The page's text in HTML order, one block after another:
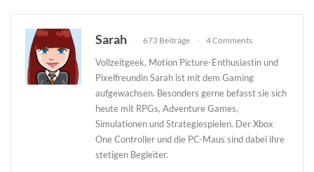
Sarah 673 Beiträge 4 Comments
Vollzeitgeek, Motion Picture-Enthusiastin und
Pixelfreundin Sarah ist mit dem Gaming
aufgewachsen. Besonders gerne befasst sie sich
heute mit RPGs, Adventure Games,
Simulationen und Strategiespielen. Der Xbox
One Controller und die PC-Maus sind dabei ihre
stetigen Begleiter.